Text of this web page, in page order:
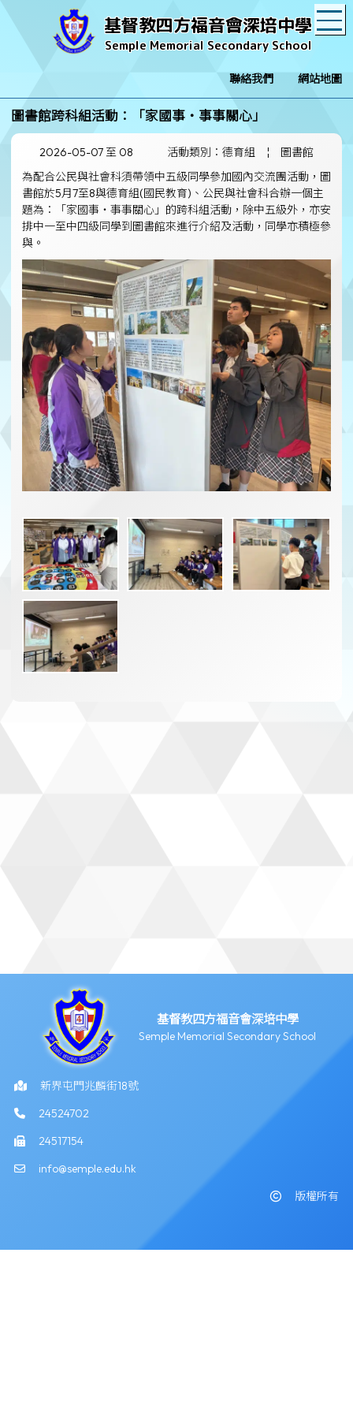
基督教四方福音會深培中學
Semple Memorial Secondary School
聯絡我們 網站地圖
圖書館跨科組活動：「家國事‧事事關心」
2026-05-07 至 08 活動類別：德育組 ¦
圖書館
為配合公民與社會科須帶領中五級同學參加國內交流團活動，圖
書館於5月7至8與德育組(國民教育)、公民與社會科合辦一個主
題為：「家國事‧事事關心」的跨科組活動，除中五級外，亦安
排中一至中四級同學到圖書館來進行介紹及活動，同學亦積極參
與。
基督教四方福音會深培中學
Semple Memorial Secondary School
新界屯門兆麟街18號
24524702
24517154
info@semple.edu.hk
版權所有